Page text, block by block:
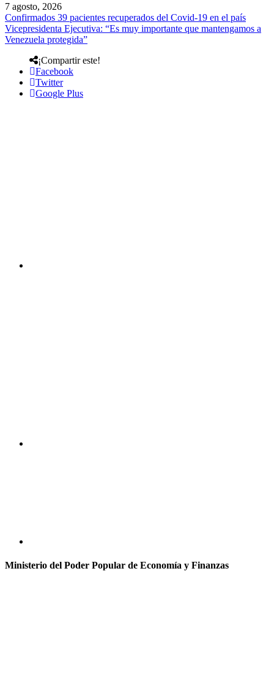
7 agosto, 2026
Confirmados 39 pacientes recuperados del Covid-19 en el país
Vicepresidenta Ejecutiva: “Es muy importante que mantengamos a
Venezuela protegida”
¡Compartir este!
Facebook
Twitter
Google Plus
Ministerio del Poder Popular de Economía y Finanzas